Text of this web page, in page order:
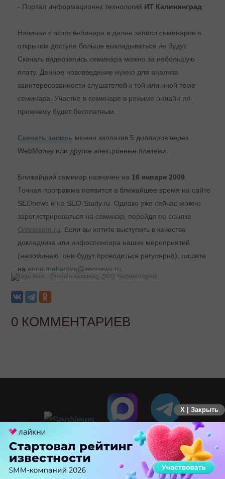
- Портал информационнх технологий ИТ Калининград
Начиная с этого вебинара и далее записи семинаров в
открытом доступе больше выкладываться не будут.
Скачать видеозапись семинара можно за небольшую
плату. Данное нововведение нужно для анализа
заинтересованности слушателей к той или иной теме
семинара. Участие в семинаре в режиме онлайн по-
прежнему будет бесплатным.
Скачать запись можно заплатив 5 долларов через
WebMoney или другие электронные платежи.
Ближайший семинар назначен на 16 января 2009
Точная программа появится в ближайшее время на сайте
SEOnews и на SEO-Study.ru. Однако уже сейчас можно
зарегистрироваться на семинар, перейдя по ссылке
Onlinesem.ru . Если вы хотите выступить в качестве
докладчика или инфоспонсора наших мероприятий
(напоминаю, они будут проводиться регулярно), пишите
на anna.makarova@seonews.ru
Теги: Онлайн-семинар SEO Вебмастерам
0 КОММЕНТАРИЕВ
X | Закрыть
ПЕРЕЙТИ НА ПОЛНУЮ ВЕРСИЮ
© SEOnews.ru Все права защищены. 2026